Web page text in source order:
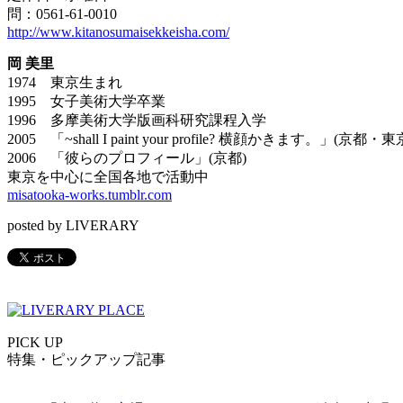
問：0561-61-0010
http://www.kitanosumaisekkeisha.com/
岡 美里
1974 東京生まれ
1995 女子美術大学卒業
1996 多摩美術大学版画科研究課程入学
2005 「~shall I paint your profile? 横顔かきます。」(京都・東
2006 「彼らのプロフィール」(京都)
東京を中心に全国各地で活動中
misatooka-works.tumblr.com
posted by LIVERARY
PICK UP
特集・ピックアップ記事